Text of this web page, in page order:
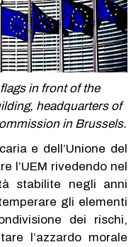
in front of the
headquarters of
in Brussels.
e dell’Unione del
l’UEM rivedendo nel
stabilite negli anni
gli elementi
dei rischi,
l’azzardo morale